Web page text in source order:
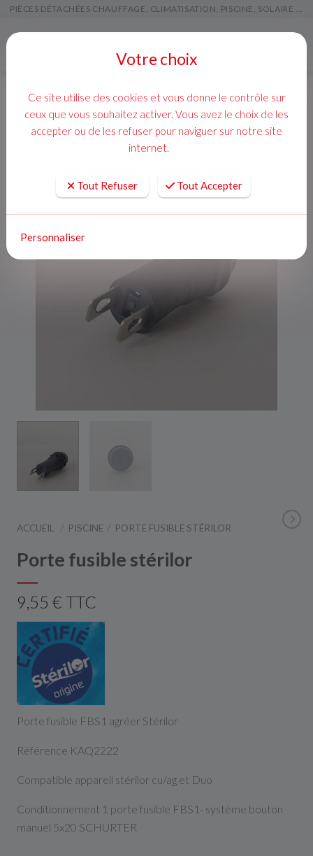
PIÈCES DÉTACHÉES CHAUFFAGE, CLIMATISATION, PISCINE, SOLAIRE ...
ACCUEIL PISCINE PORTE FUSIBLE STÉRILOR
Porte fusible stérilor
9,55 € TTC
Porte fusible FBS1 agréer Stérilor
Référence KAQ2222
Compatible appareil stérilor cu/ag et Duo
Conditionnement 1 porte fusible FBS1- système bouton
manuel 5x20 SCHURTER
Votre choix
Ce site utilise des cookies et vous donne le contrôle sur
ceux que vous souhaitez activer. Vous avez le choix de les
accepter ou de les refuser pour naviguer sur notre site
internet.
Tout Refuser Tout Accepter
Personnaliser